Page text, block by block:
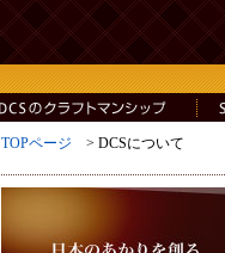
TOPページ > DCSについて